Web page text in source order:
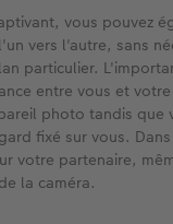
vous pouvez
vers l'autre, sans
particulier.
entre vous et
photo tandis que
fixé sur vous.
votre partenaire,
la caméra.